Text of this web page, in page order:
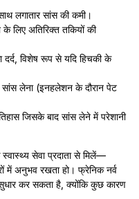
लगातार सांस की कमी।
लिए अतिरिक्त तकियों की
विशेष रूप से यदि हिचकी के
सांस लेना (इनहलेशन के दौरान पेट
जिसके बाद सांस लेने में परेशानी
सेवा प्रदाता से मिलें—
में अनुभव रखता हो। फ्रेनिक नर्व
सुधार कर सकता है, क्योंकि कुछ कारण